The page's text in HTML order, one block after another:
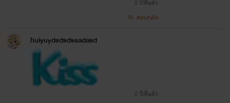
2 ปีที่แล้ว
ตอบกลับ
huiyuydsdsdssadasd
2 ปีที่แล้ว